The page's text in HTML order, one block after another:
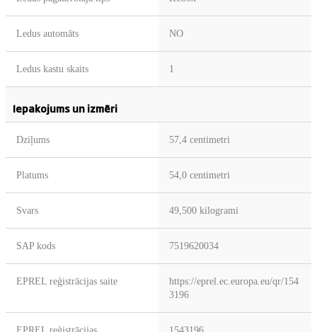
Ledus automāts NO
Ledus kastu skaits 1
Iepakojums un izmēri
Dziļums 57,4 centimetri
Platums 54,0 centimetri
Svars 49,500 kilogrami
SAP kods 7519620034
EPREL reģistrācijas saite
https://eprel.ec.europa.eu/qr/154
3196